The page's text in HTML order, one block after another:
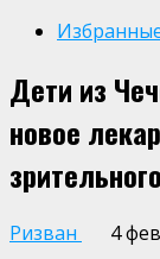
Дети из
новое
Ризван 4